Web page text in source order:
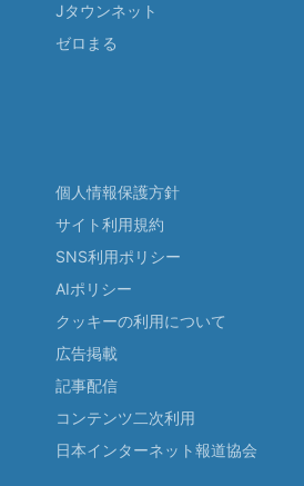
Jタウンネット
ゼロまる
個人情報保護方針
サイト利用規約
SNS利用ポリシー
AIポリシー
クッキーの利用について
広告掲載
記事配信
コンテンツ二次利用
日本インターネット報道協会